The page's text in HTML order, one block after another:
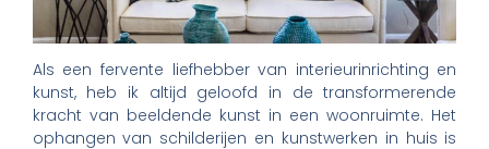
Als een fervente liefhebber van interieurinrichting en
kunst, heb ik altijd geloofd in de transformerende
kracht van beeldende kunst in een woonruimte. Het
ophangen van schilderijen en kunstwerken in huis is